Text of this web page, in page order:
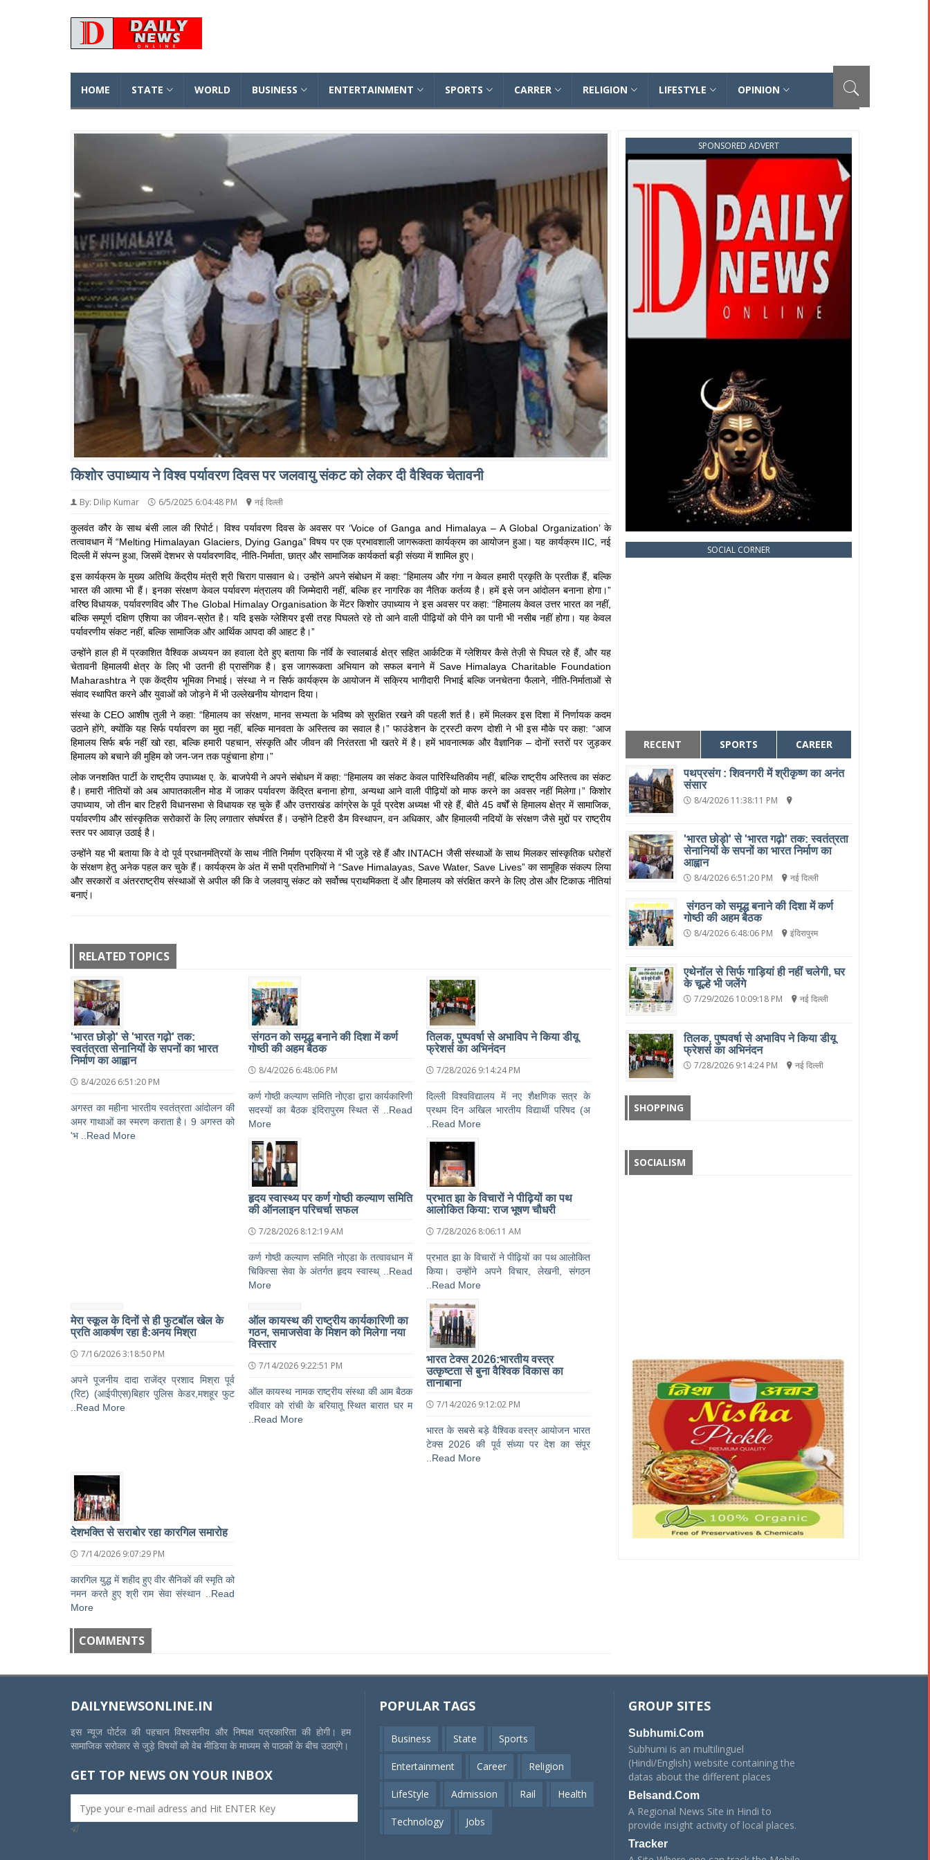
HOME STATE WORLD BUSINESS ENTERTAINMENT SPORTS CARRER RELIGION LIFESTYLE OPINION
किशोर उपाध्याय ने विश्व पर्यावरण दिवस पर जलवायु संकट को लेकर दी वैश्विक चेतावनी
By: Dilip Kumar 6/5/2025 6:04:48 PM नई दिल्ली
कुलवंत कौर के साथ बंसी लाल की रिपोर्ट। विश्व पर्यावरण दिवस के अवसर पर ‘Voice of Ganga and Himalaya – A Global Organization’ के
तत्वावधान में “Melting Himalayan Glaciers, Dying Ganga” विषय पर एक प्रभावशाली जागरूकता कार्यक्रम का आयोजन हुआ। यह कार्यक्रम IIC, नई
दिल्ली में संपन्न हुआ, जिसमें देशभर से पर्यावरणविद, नीति-निर्माता, छात्र और सामाजिक कार्यकर्ता बड़ी संख्या में शामिल हुए।
इस कार्यक्रम के मुख्य अतिथि केंद्रीय मंत्री श्री चिराग पासवान थे। उन्होंने अपने संबोधन में कहा: “हिमालय और गंगा न केवल हमारी प्रकृति के प्रतीक हैं, बल्कि
भारत की आत्मा भी हैं। इनका संरक्षण केवल पर्यावरण मंत्रालय की जिम्मेदारी नहीं, बल्कि हर नागरिक का नैतिक कर्तव्य है। हमें इसे जन आंदोलन बनाना होगा।”
वरिष्ठ विधायक, पर्यावरणविद और The Global Himalay Organisation के मेंटर किशोर उपाध्याय ने इस अवसर पर कहा: “हिमालय केवल उत्तर भारत का नहीं,
बल्कि सम्पूर्ण दक्षिण एशिया का जीवन-स्रोत है। यदि इसके ग्लेशियर इसी तरह पिघलते रहे तो आने वाली पीढ़ियों को पीने का पानी भी नसीब नहीं होगा। यह केवल
पर्यावरणीय संकट नहीं, बल्कि सामाजिक और आर्थिक आपदा की आहट है।”
उन्होंने हाल ही में प्रकाशित वैश्विक अध्ययन का हवाला देते हुए बताया कि नॉर्वे के स्वालबार्ड क्षेत्र सहित आर्कटिक में ग्लेशियर कैसे तेज़ी से पिघल रहे हैं, और यह
चेतावनी हिमालयी क्षेत्र के लिए भी उतनी ही प्रासंगिक है। इस जागरूकता अभियान को सफल बनाने में Save Himalaya Charitable Foundation
Maharashtra ने एक केंद्रीय भूमिका निभाई। संस्था ने न सिर्फ कार्यक्रम के आयोजन में सक्रिय भागीदारी निभाई बल्कि जनचेतना फैलाने, नीति-निर्माताओं से
संवाद स्थापित करने और युवाओं को जोड़ने में भी उल्लेखनीय योगदान दिया।
संस्था के CEO आशीष तुली ने कहा: “हिमालय का संरक्षण, मानव सभ्यता के भविष्य को सुरक्षित रखने की पहली शर्त है। हमें मिलकर इस दिशा में निर्णायक कदम
उठाने होंगे, क्योंकि यह सिर्फ पर्यावरण का मुद्दा नहीं, बल्कि मानवता के अस्तित्व का सवाल है।” फाउंडेशन के ट्रस्टी करण दोशी ने भी इस मौके पर कहा: “आज
हिमालय सिर्फ बर्फ नहीं खो रहा, बल्कि हमारी पहचान, संस्कृति और जीवन की निरंतरता भी खतरे में है। हमें भावनात्मक और वैज्ञानिक – दोनों स्तरों पर जुड़कर
हिमालय को बचाने की मुहिम को जन-जन तक पहुंचाना होगा।”
लोक जनशक्ति पार्टी के राष्ट्रीय उपाध्यक्ष ए. के. बाजपेयी ने अपने संबोधन में कहा: “हिमालय का संकट केवल पारिस्थितिकीय नहीं, बल्कि राष्ट्रीय अस्तित्व का संकट
है। हमारी नीतियों को अब आपातकालीन मोड में जाकर पर्यावरण केंद्रित बनाना होगा, अन्यथा आने वाली पीढ़ियों को माफ करने का अवसर नहीं मिलेगा।” किशोर
उपाध्याय, जो तीन बार टिहरी विधानसभा से विधायक रह चुके हैं और उत्तराखंड कांग्रेस के पूर्व प्रदेश अध्यक्ष भी रहे हैं, बीते 45 वर्षों से हिमालय क्षेत्र में सामाजिक,
पर्यावरणीय और सांस्कृतिक सरोकारों के लिए लगातार संघर्षरत हैं। उन्होंने टिहरी डैम विस्थापन, वन अधिकार, और हिमालयी नदियों के संरक्षण जैसे मुद्दों पर राष्ट्रीय
स्तर पर आवाज़ उठाई है।
उन्होंने यह भी बताया कि वे दो पूर्व प्रधानमंत्रियों के साथ नीति निर्माण प्रक्रिया में भी जुड़े रहे हैं और INTACH जैसी संस्थाओं के साथ मिलकर सांस्कृतिक धरोहरों
के संरक्षण हेतु अनेक पहल कर चुके हैं। कार्यक्रम के अंत में सभी प्रतिभागियों ने “Save Himalayas, Save Water, Save Lives” का सामूहिक संकल्प लिया
और सरकारों व अंतरराष्ट्रीय संस्थाओं से अपील की कि वे जलवायु संकट को सर्वोच्च प्राथमिकता दें और हिमालय को संरक्षित करने के लिए ठोस और टिकाऊ नीतियां
बनाएं।
RELATED TOPICS
'भारत छोड़ो' से 'भारत गढ़ो' तक:
स्वतंत्रता सेनानियों के सपनों का भारत
निर्माण का आह्वान
8/4/2026 6:51:20 PM
अगस्त का महीना भारतीय स्वतंत्रता आंदोलन की
अमर गाथाओं का स्मरण कराता है। 9 अगस्त को
'भ ..Read More
संगठन को समृद्ध बनाने की दिशा में कर्ण
गोष्ठी की अहम बैठक
8/4/2026 6:48:06 PM
कर्ण गोष्ठी कल्याण समिति नोएडा द्वारा कार्यकारिणी
सदस्यों का बैठक इंदिरापुरम स्थित सें ..Read
More
तिलक, पुष्पवर्षा से अभाविप ने किया डीयू
फ्रेशर्स का अभिनंदन
7/28/2026 9:14:24 PM
दिल्ली विश्वविद्यालय में नए शैक्षणिक सत्र के
प्रथम दिन अखिल भारतीय विद्यार्थी परिषद (अ
..Read More
हृदय स्वास्थ्य पर कर्ण गोष्ठी कल्याण समिति
की ऑनलाइन परिचर्चा सफल
7/28/2026 8:12:19 AM
कर्ण गोष्ठी कल्याण समिति नोएडा के तत्वावधान में
चिकित्सा सेवा के अंतर्गत हृदय स्वास्थ् ..Read
More
प्रभात झा के विचारों ने पीढ़ियों का पथ
आलोकित किया: राज भूषण चौधरी
7/28/2026 8:06:11 AM
प्रभात झा के विचारों ने पीढ़ियों का पथ आलोकित
किया। उन्होंने अपने विचार, लेखनी, संगठन
..Read More
मेरा स्कूल के दिनों से ही फुटबॉल खेल के
प्रति आकर्षण रहा है:अनय मिश्रा
7/16/2026 3:18:50 PM
अपने पूजनीय दादा राजेंद्र प्रशाद मिश्रा पूर्व
(रिट) (आईपीएस)बिहार पुलिस केडर,मशहूर फुट
..Read More
ऑल कायस्थ की राष्ट्रीय कार्यकारिणी का
गठन, समाजसेवा के मिशन को मिलेगा नया
विस्तार
7/14/2026 9:22:51 PM
ऑल कायस्थ नामक राष्ट्रीय संस्था की आम बैठक
रविवार को रांची के बरियातू स्थित बारात घर म
..Read More
भारत टेक्स 2026:भारतीय वस्त्र
उत्कृष्टता से बुना वैश्विक विकास का
तानाबाना
7/14/2026 9:12:02 PM
भारत के सबसे बड़े वैश्विक वस्त्र आयोजन भारत
टेक्स 2026 की पूर्व संध्या पर देश का संपूर
..Read More
देशभक्ति से सराबोर रहा कारगिल समारोह
7/14/2026 9:07:29 PM
कारगिल युद्ध में शहीद हुए वीर सैनिकों की स्मृति को
नमन करते हुए श्री राम सेवा संस्थान ..Read
More
COMMENTS
SPONSORED ADVERT
SOCIAL CORNER
RECENT SPORTS CAREER
पथप्रसंग : शिवनगरी में श्रीकृष्ण का अनंत
संसार
8/4/2026 11:38:11 PM
'भारत छोड़ो' से 'भारत गढ़ो' तक: स्वतंत्रता
सेनानियों के सपनों का भारत निर्माण का
आह्वान
8/4/2026 6:51:20 PM
नई दिल्ली
संगठन को समृद्ध बनाने की दिशा में कर्ण
गोष्ठी की अहम बैठक
8/4/2026 6:48:06 PM
इंदिरापुरम
एथेनॉल से सिर्फ गाड़ियां ही नहीं चलेगी, घर
के चूल्हे भी जलेंगे
7/29/2026 10:09:18 PM
नई दिल्ली
तिलक, पुष्पवर्षा से अभाविप ने किया डीयू
फ्रेशर्स का अभिनंदन
7/28/2026 9:14:24 PM
नई दिल्ली
SHOPPING
SOCIALISM
DAILYNEWSONLINE.IN
इस न्यूज पोर्टल की पहचान विश्वसनीय और निष्पक्ष पत्रकारिता की होगी। हम
सामाजिक सरोकार से जुड़े विषयों को वेब मीडिया के माध्यम से पाठकों के बीच उठाएंगे।
GET TOP NEWS ON YOUR INBOX
POPULAR TAGS
Business State Sports
Entertainment Career Religion
LifeStyle Admission Rail Health
Technology Jobs
GROUP SITES
Subhumi.Com
Subhumi is an multilinguel
(Hindi/English) website containing the
datas about the different places
Belsand.Com
A Regional News Site in Hindi to
provide insight activity of local places.
Tracker